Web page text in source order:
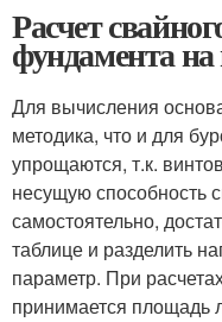
Расчет
фундамента
Для вычисления
методика, что и для
упрощаются, т.к.
несущую способность
самостоятельно,
таблице и разделить
параметр. При
принимается площадь